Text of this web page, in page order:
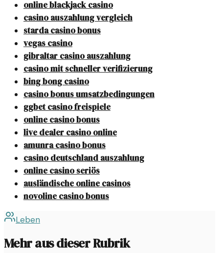
online blackjack casino
casino auszahlung vergleich
starda casino bonus
vegas casino
gibraltar casino auszahlung
casino mit schneller verifizierung
bing bong casino
casino bonus umsatzbedingungen
ggbet casino freispiele
online casino bonus
live dealer casino online
amunra casino bonus
casino deutschland auszahlung
online casino seriös
ausländische online casinos
novoline casino bonus
Leben
Mehr aus dieser Rubrik